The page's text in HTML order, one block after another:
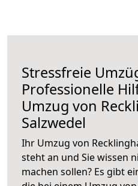
Stressfreie
Professionelle
Umzug von
Salzwedel
Ihr Umzug von
steht an und Sie wissen
machen sollen? Es gibt